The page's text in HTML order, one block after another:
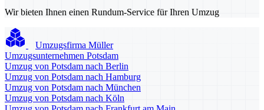
Wir bieten Ihnen einen Rundum-Service für Ihren Umzug
Umzugsfirma Müller
Umzugsunternehmen Potsdam
Umzug von Potsdam nach Berlin
Umzug von Potsdam nach Hamburg
Umzug von Potsdam nach München
Umzug von Potsdam nach Köln